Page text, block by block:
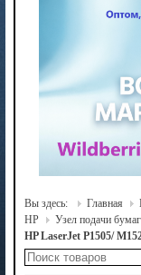
Вы здесь: Главная
HP
Узел подачи
HP LaserJet P1505/